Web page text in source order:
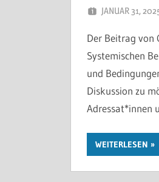
JANUAR 31,
Der Beitrag von
Systemischen
und
Diskussion zu
Adressat*innen
WEITERLESEN